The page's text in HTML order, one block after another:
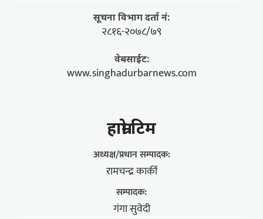
सूचना विभाग दर्ता नं:
२८१६-२०७८/७९
वेबसाईट:
www.singhadurbarnews.com
हाम्राे टिम
अध्यक्ष/प्रधान सम्पादक:
रामचन्द्र कार्की
सम्पादक:
गंगा सुवेदी